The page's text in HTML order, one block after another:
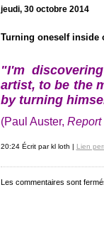
jeudi, 30 octobre 2014
Turning oneself inside
"I'm
artist, to be the
by turning
(Paul Auster, Report
20:24 Écrit par kl loth | Lien
Les commentaires sont